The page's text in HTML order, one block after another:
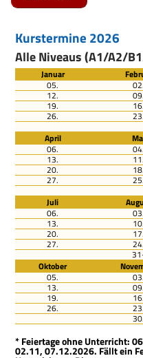
Kurstermine 2026
Alle Niveaus (A1/A2/
Januar
05.
02.
12. 09.
19. 16.
26. 23.
April
06.
04.
13. 11.
20. 18.
27. 25.
Juli
06.
03.
13. 10.
20. 17.
27. 24.
Oktober
05.
03.
13. 09.
19. 16.
26. 23.
30.
* Feiertage ohne Unterricht:
02.11, 07.12.2026. Fällt ein